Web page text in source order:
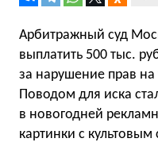
Арбитражный суд
выплатить 500 тыс.
за нарушение прав
Поводом для иска
в новогодней
картинки с